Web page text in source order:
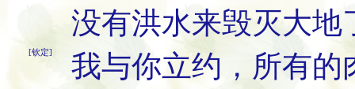
没有洪水来毁灭大地
[钦定]
我与你立约，所有的